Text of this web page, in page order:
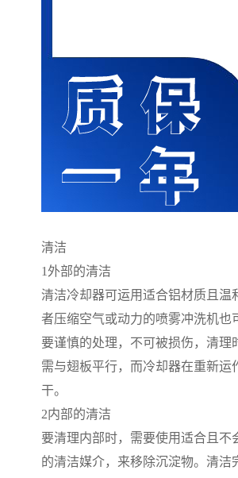
清洁
1外部的清洁
清洁冷却器可运用适合铝材质且温
者压缩空气或动力的喷雾冲洗机也
要谨慎的处理，不可被损伤，清理
需与翅板平行，而冷却器在重新运
干。
2内部的清洁
要清理内部时，需要使用适合且不
的清洁媒介，来移除沉淀物。清洁